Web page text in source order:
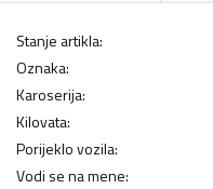
Stanje artikla:
Oznaka:
Karoserija:
Kilovata:
Porijeklo vozila:
Vodi se na mene: